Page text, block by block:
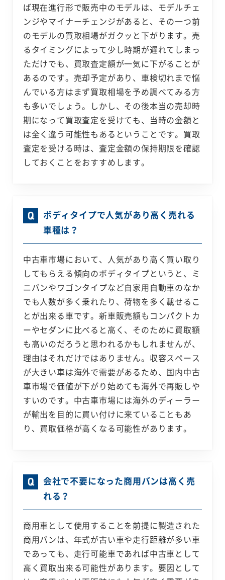
ば現在進行形で販売中のモデルは、モデルチェ
ンジやマイナーチェンジがあると、その一つ前
のモデルの買取相場がガクッと下がります。売
るタイミングによって少し時期が遅れてしまっ
ただけでも、買取査定額が一気に下がることが
あるのです。売却予定があり、車検切れまで悩
んでいる方はまず買取相場を予め調べてみる方
も多いでしょう。しかし、その後本当の売却時
期になって買取査定を受けても、当時の金額と
は全く違う可能性もあるということです。買取
査定を受ける時は、査定金額の保持期限を確認
しておくことをおすすめします。
ボディタイプで人気があり高く売れる
車種は？
中古車市場において、人気があり高く買い取り
してもらえる傾向のボディタイプというと、ミ
ニバンやワゴンタイプなど自家用自動車のなか
でも人数が多く乗れたり、荷物を多く載せるこ
とが出来る車です。新車販売額もコンパクトカ
ーやセダンに比べると高く、そのために買取額
も高いのだろうと思われるかもしれませんが、
理由はそれだけではありません。収容スペース
が大きい車は海外で需要があるため、国内中古
車市場で価値が下がり始めても海外で再販しや
すいのです。中古車市場には海外のディーラー
が輸出を目的に買い付けに来ていることもあ
り、買取価格が高くなる可能性があります。
会社で不要になった商用バンは高く売
れる？
商用車として使用することを前提に製造された
商用バンは、年式が古い車や走行距離が多い車
であっても、走行可能車であれば中古車として
高く買取出来る可能性があります。要因として